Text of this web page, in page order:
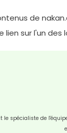
de
lien sur l'un
le spécialiste de